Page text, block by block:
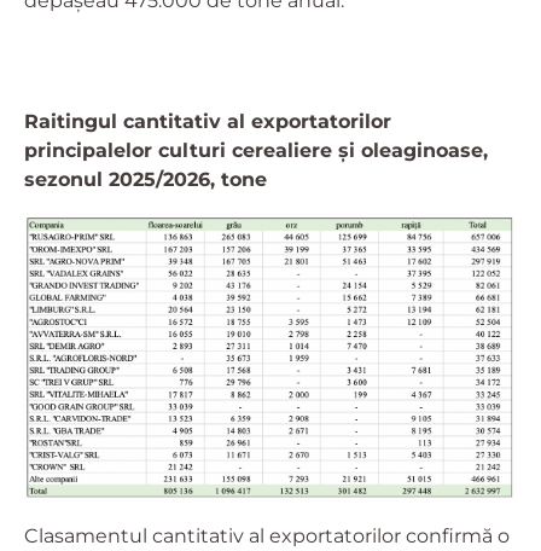
Raitingul cantitativ al exportatorilor
principalelor culturi cerealiere și oleaginoase,
sezonul 2025/2026, tone
Clasamentul cantitativ al exportatorilor confirmă o